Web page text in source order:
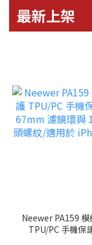
最新上架
Neewer PA159
TPU/PC 手機保